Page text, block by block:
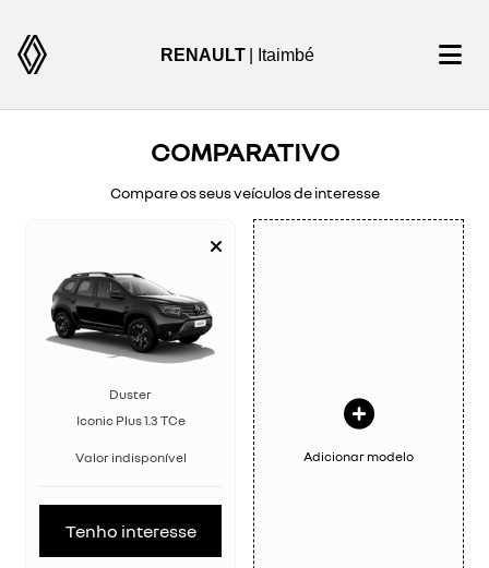
RENAULT | Itaimbé
COMPARATIVO
Compare os seus veículos de interesse
Duster
Iconic Plus 1.3 TCe
Valor indisponível
Tenho interesse
Adicionar modelo